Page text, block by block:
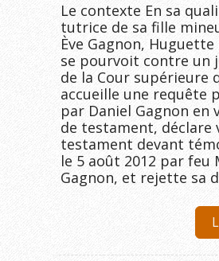
Le contexte En sa
tutrice de sa fille
Ève Gagnon,
se pourvoit contre un
de la Cour supérieure
accueille une requête
par Daniel Gagnon en
de testament, déclare
testament devant
le 5 août 2012 par feu
Gagnon, et rejette sa